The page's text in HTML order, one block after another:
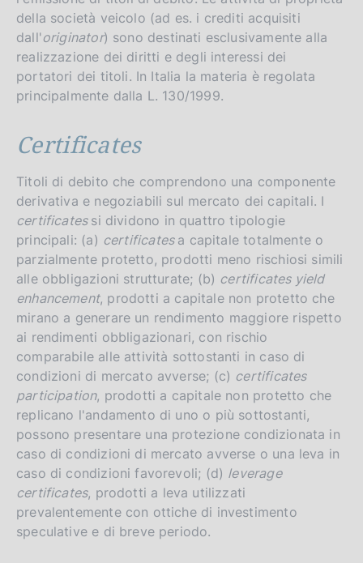
della società veicolo (ad es. i crediti acquisiti
dall'originator) sono destinati esclusivamente alla
realizzazione dei diritti e degli interessi dei
portatori dei titoli. In Italia la materia è regolata
principalmente dalla L. 130/1999.
Certificates
Titoli di debito che comprendono una componente
derivativa e negoziabili sul mercato dei capitali. I
certificates si dividono in quattro tipologie
principali: (a) certificates a capitale totalmente o
parzialmente protetto, prodotti meno rischiosi simili
alle obbligazioni strutturate; (b) certificates yield
enhancement, prodotti a capitale non protetto che
mirano a generare un rendimento maggiore rispetto
ai rendimenti obbligazionari, con rischio
comparabile alle attività sottostanti in caso di
condizioni di mercato avverse; (c) certificates
participation, prodotti a capitale non protetto che
replicano l'andamento di uno o più sottostanti,
possono presentare una protezione condizionata in
caso di condizioni di mercato avverse o una leva in
caso di condizioni favorevoli; (d) leverage
certificates, prodotti a leva utilizzati
prevalentemente con ottiche di investimento
speculative e di breve periodo.